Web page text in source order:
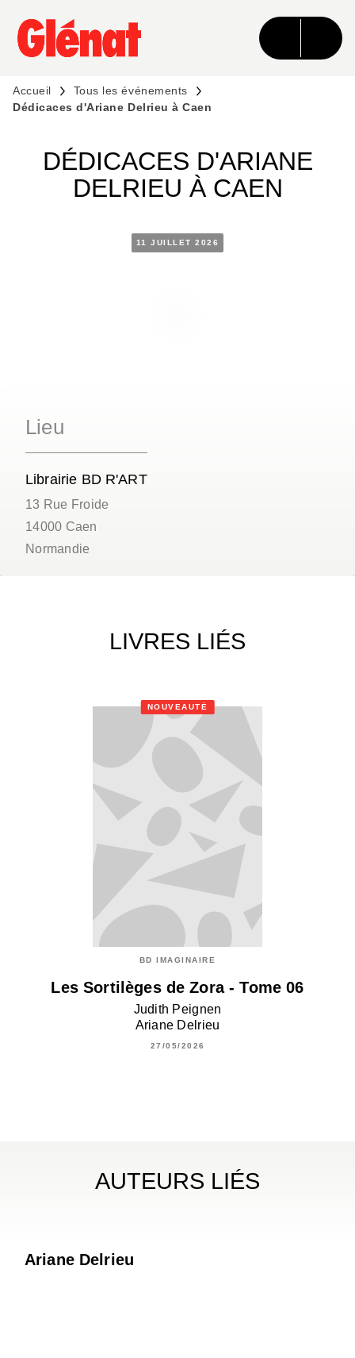
MENU RECHERCHE CONTENU
PIED DE PAGE
Accueil
Tous les événements
Dédicaces d'Ariane Delrieu à Caen
DÉDICACES D'ARIANE
DELRIEU À CAEN
11 JUILLET 2026
Lieu
Librairie BD R'ART
13 Rue Froide
14000 Caen
Normandie
LIVRES LIÉS
NOUVEAUTÉ
BD IMAGINAIRE
Les Sortilèges de Zora - Tome 06
Judith Peignen
Ariane Delrieu
27/05/2026
AUTEURS LIÉS
Ariane Delrieu